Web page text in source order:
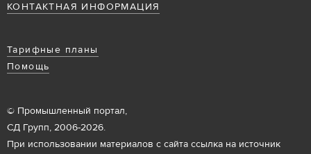
КОНТАКТНАЯ ИНФОРМАЦИЯ
Тарифные планы
Помощь
© Промышленный портал,
СД Групп, 2006-2026.
При использовании материалов с сайта ссылка на источник